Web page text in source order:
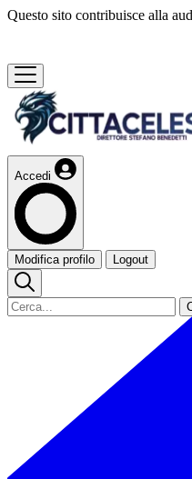
Questo sito contribuisce alla
Accedi
Modifica profilo Logout